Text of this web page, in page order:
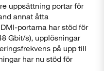
uppsättning portar för
annat åtta
portarna har stöd för
Gbit/s), upp­lös­ningar
på upp till
har nu stöd för